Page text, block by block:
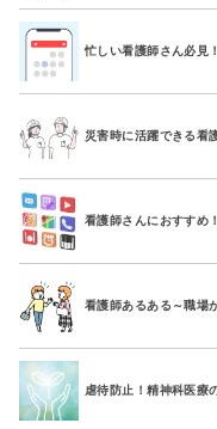
忙しい看護師さん必見
災害時に活躍できる看
看護師さんにおすすめ
看護師あるある～職場
虐待防止！精神科医療